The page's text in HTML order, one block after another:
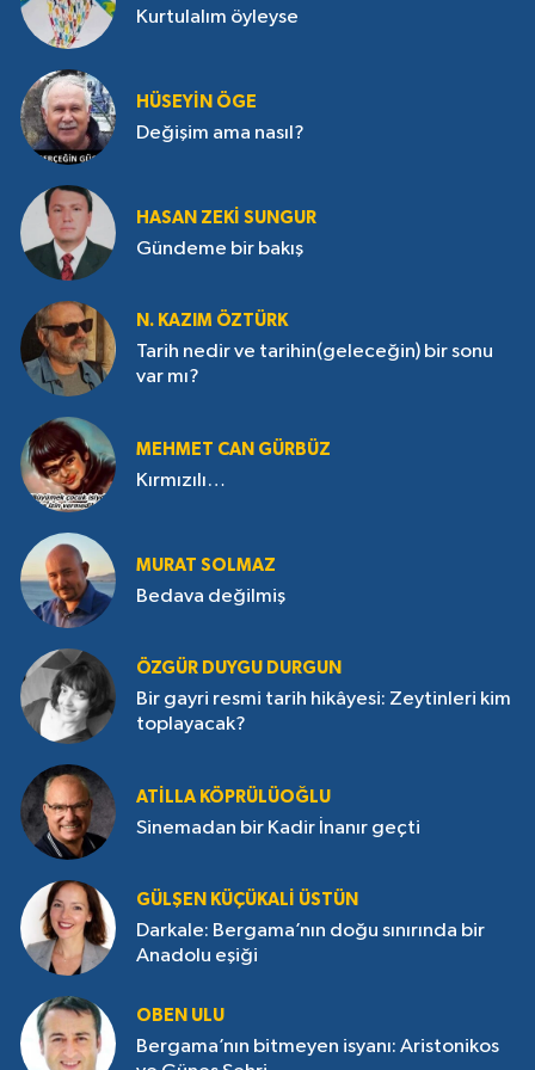
Kurtulalım öyleyse
HÜSEYIN ÖGE
Değişim ama nasıl?
HASAN ZEKI SUNGUR
Gündeme bir bakış
N. KAZIM ÖZTÜRK
Tarih nedir ve tarihin(geleceğin) bir sonu
var mı?
MEHMET CAN GÜRBÜZ
Kırmızılı…
MURAT SOLMAZ
Bedava değilmiş
ÖZGÜR DUYGU DURGUN
Bir gayri resmi tarih hikâyesi: Zeytinleri kim
toplayacak?
ATILLA KÖPRÜLÜOĞLU
Sinemadan bir Kadir İnanır geçti
GÜLŞEN KÜÇÜKALI ÜSTÜN
Darkale: Bergama’nın doğu sınırında bir
Anadolu eşiği
OBEN ULU
Bergama’nın bitmeyen isyanı: Aristonikos